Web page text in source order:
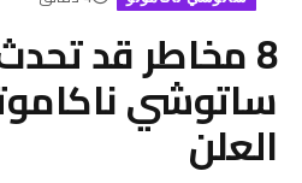
8 مخاطر قد
ساتوشي
العلن